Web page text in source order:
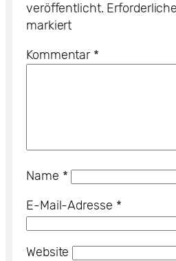
veröffentlicht.
markiert
Kommentar *
Name *
E-Mail-Adresse *
Website